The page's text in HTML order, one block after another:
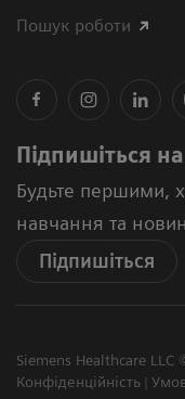
Пошук роботи
Підпишіться
Будьте першими,
навчання та
Підпишіться
Siemens Healthcare LLC
Конфіденційність